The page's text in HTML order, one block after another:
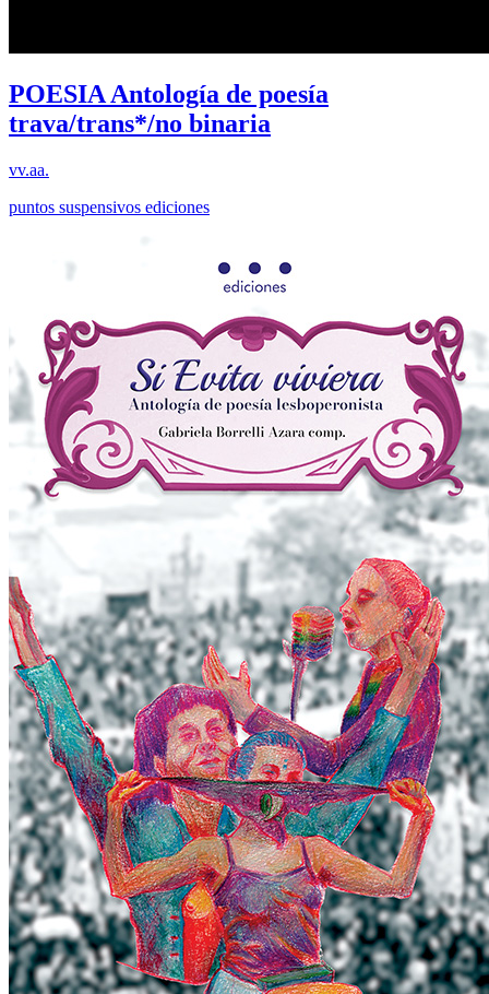
POESIA Antología de poesía
trava/trans*/no binaria
vv.aa.
puntos suspensivos ediciones